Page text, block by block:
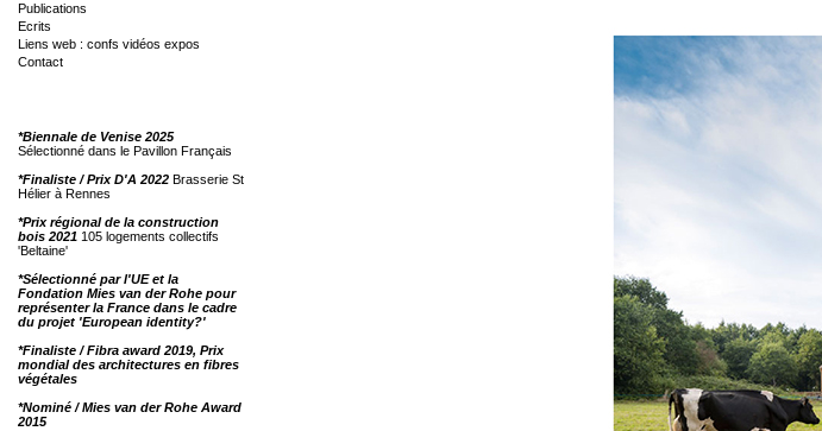
Publications
Ecrits
Liens web : confs vidéos expos
Contact
*Biennale de Venise 2025
Sélectionné dans le Pavillon Français
*Finaliste / Prix D'A 2022 Brasserie St
Hélier à Rennes
*Prix régional de la construction
bois 2021 105 logements collectifs
'Beltaine'
*Sélectionné par l'UE et la
Fondation Mies van der Rohe pour
représenter la France dans le cadre
du projet 'European identity?'
*Finaliste / Fibra award 2019, Prix
mondial des architectures en fibres
végétales
*Nominé / Mies van der Rohe Award
2015